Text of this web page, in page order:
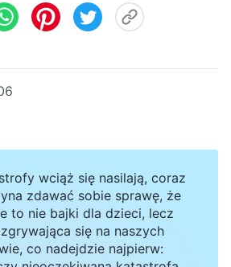
wciąż się nasilają, coraz
zdawać sobie sprawę, że
to nie bajki dla dzieci, lecz
się na naszych
co nadejdzie najpierw: